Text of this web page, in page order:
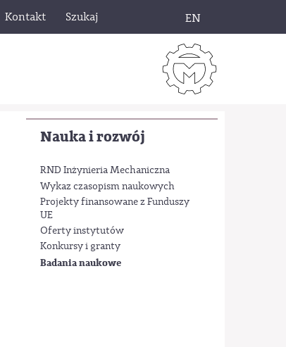
Kontakt Szukaj EN
Nauka i rozwój
RND Inżynieria Mechaniczna
Wykaz czasopism naukowych
Projekty finansowane z Funduszy
UE
Oferty instytutów
Konkursy i granty
Badania naukowe